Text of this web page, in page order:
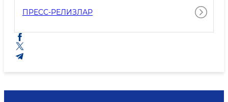
ПРЕСС-РЕЛИЗЛАР